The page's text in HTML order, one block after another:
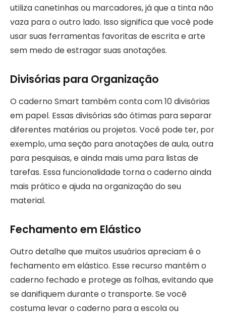
utiliza canetinhas ou marcadores, já que a tinta não
vaza para o outro lado. Isso significa que você pode
usar suas ferramentas favoritas de escrita e arte
sem medo de estragar suas anotações.
Divisórias para Organização
O caderno Smart também conta com 10 divisórias
em papel. Essas divisórias são ótimas para separar
diferentes matérias ou projetos. Você pode ter, por
exemplo, uma seção para anotações de aula, outra
para pesquisas, e ainda mais uma para listas de
tarefas. Essa funcionalidade torna o caderno ainda
mais prático e ajuda na organização do seu
material.
Fechamento em Elástico
Outro detalhe que muitos usuários apreciam é o
fechamento em elástico. Esse recurso mantém o
caderno fechado e protege as folhas, evitando que
se danifiquem durante o transporte. Se você
costuma levar o caderno para a escola ou